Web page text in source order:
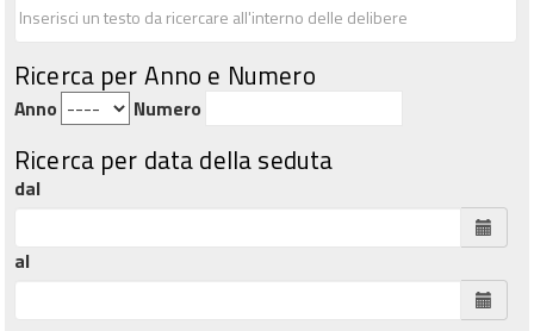
Ricerca per Anno e Numero
Anno Numero
Ricerca per data della seduta
dal
al